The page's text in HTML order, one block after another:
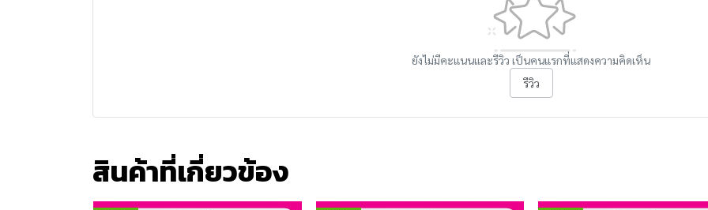
ยังไม่มีคะแนนและรีวิว เป็นคนแรกที่แสดงความคิดเห็น
รีวิว
สินค้าที่เกี่ยวข้อง